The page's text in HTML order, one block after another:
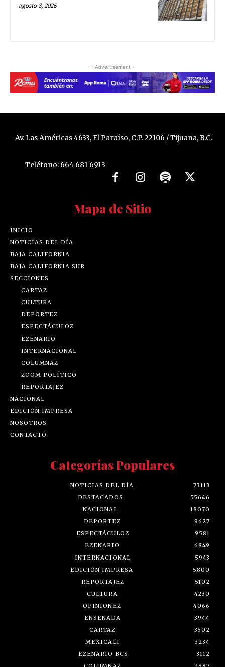
agosto 8, 2026
- Advertisement -
Av. Las Américas 4633, El Paraíso, C.P. 22106 / Tijuana, B.C.
Teléfono: 664 681 6913
Mapa de Sitio
INICIO
NOTICIAS DEL DÍA
BAJA CALIFORNIA
BAJA CALIFORNIA SUR
SECCIONES
CARTAZ
CULTURA
DEPORTEZ
ESPECTÁCULOZ
EZENARIO
INTERNACIONAL
COLUMNAZ
ZOOM POLÍTICO
REPORTAJEZ
NACIONAL
EDICIÓN IMPRESA
NOSOTROS
CONTACTO
Categorías Populares
NOTICIAS DEL DÍA
73113
DESTACADOS
55646
NACIONAL
18070
DEPORTEZ
9627
ESPECTÁCULOZ
9581
EZENARIO
6849
INTERNACIONAL
5943
EDICIÓN IMPRESA
5800
REPORTAJEZ
5102
CULTURA
4230
OPINIONEZ
4066
ENSENADA
3944
CARTAZ
3502
MEXICALI
3234
EZENARIO BCS
3112